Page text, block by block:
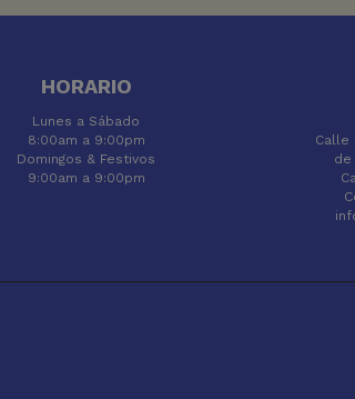
HORARIO
Lunes a Sábado
8:00am a 9:00pm
Domingos & Festivos
9:00am a 9:00pm
Calle
de